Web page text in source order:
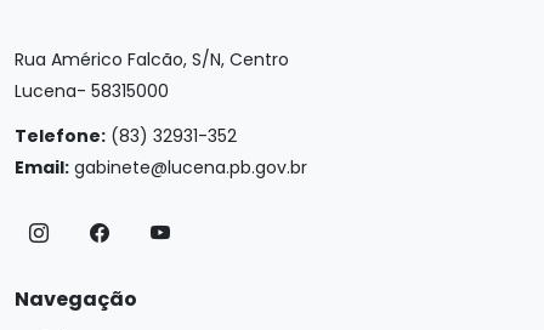
Rua Américo Falcão, S/N, Centro
Lucena- 58315000
Telefone: (83) 32931-352
Email: gabinete@lucena.pb.gov.br
Navegação